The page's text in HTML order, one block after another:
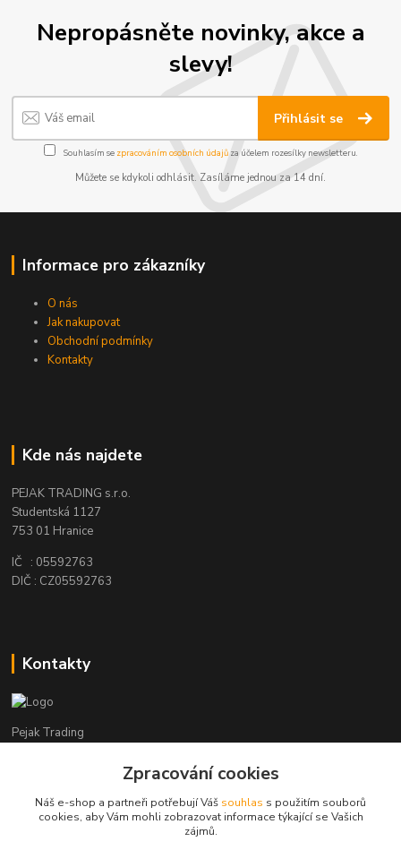
Nepropásněte novinky, akce a
slevy!
Přihlásit se
Souhlasím se zpracováním osobních údajůza účelem rozesílky newsletteru.
Můžete se kdykoli odhlásit. Zasíláme jednou za 14 dní.
Informace pro zákazníky
O nás
Jak nakupovat
Obchodní podmínky
Kontakty
Kde nás najdete
PEJAK TRADING s.r.o.
Studentská 1127
753 01 Hranice
IČ : 05592763
DIČ : CZ05592763
Kontakty
Pejak Trading
+ 420 724 280 132
(Po-Pá, 8-16 hod.)
Zpracování cookies
Náš e-shop a partneři potřebují Váš souhlas s použitím souborů
cookies, aby Vám mohli zobrazovat informace týkající se Vašich
zájmů.